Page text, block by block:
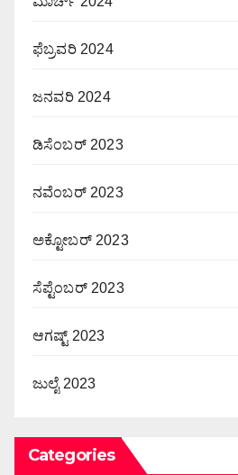
ಫೆಬ್ರವರಿ 2024
ಜನವರಿ 2024
ಡಿಸೆಂಬರ್ 2023
ನವೆಂಬರ್ 2023
ಅಕ್ಟೋಬರ್ 2023
ಸೆಪ್ಟೆಂಬರ್ 2023
ಆಗಷ್ಟ್ 2023
ಜುಲೈ 2023
Categories